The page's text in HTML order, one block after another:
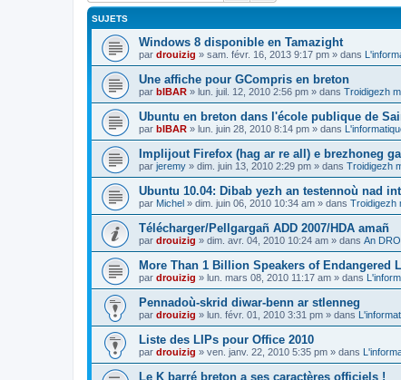
SUJETS
Windows 8 disponible en Tamazight
par drouizig » sam. févr. 16, 2013 9:17 pm » dans
Une affiche pour GCompris en breton
par bIBAR » lun. juil. 12, 2010 2:56 pm » dans Troidigezh
Ubuntu en breton dans l'école publique de
par bIBAR » lun. juin 28, 2010 8:14 pm » dans
Implijout Firefox (hag ar re all) e brezhoneg
par jeremy » dim. juin 13, 2010 2:29 pm » dans Troidigezh
Ubuntu 10.04: Dibab yezh an testennoù nad
par Michel » dim. juin 06, 2010 10:34 am » dans Troidigezh
Télécharger/Pellgargañ ADD 2007/HDA amañ
par drouizig » dim. avr. 04, 2010 10:24 am » dans An
More Than 1 Billion Speakers of Endangered
par drouizig » lun. mars 08, 2010 11:17 am » dans
Pennadoù-skrid diwar-benn ar stlenneg
par drouizig » lun. févr. 01, 2010 3:31 pm » dans
Liste des LIPs pour Office 2010
par drouizig » ven. janv. 22, 2010 5:35 pm » dans
Le K barré breton a ses caractères officiels !